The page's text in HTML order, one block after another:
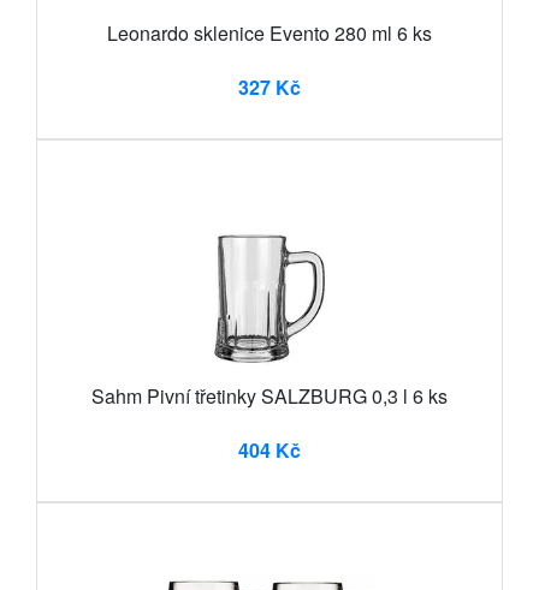
Leonardo sklenice Evento 280 ml 6 ks
327 Kč
Sahm Pivní třetinky SALZBURG 0,3 l 6 ks
404 Kč